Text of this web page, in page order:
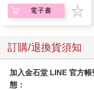
電子書
訂購/退換貨須知
加入金石堂 LINE 官方
態：